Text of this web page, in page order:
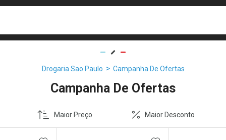
Drogaria Sao Paulo Campanha De Ofertas
Campanha De Ofertas
Maior Preço Maior Desconto